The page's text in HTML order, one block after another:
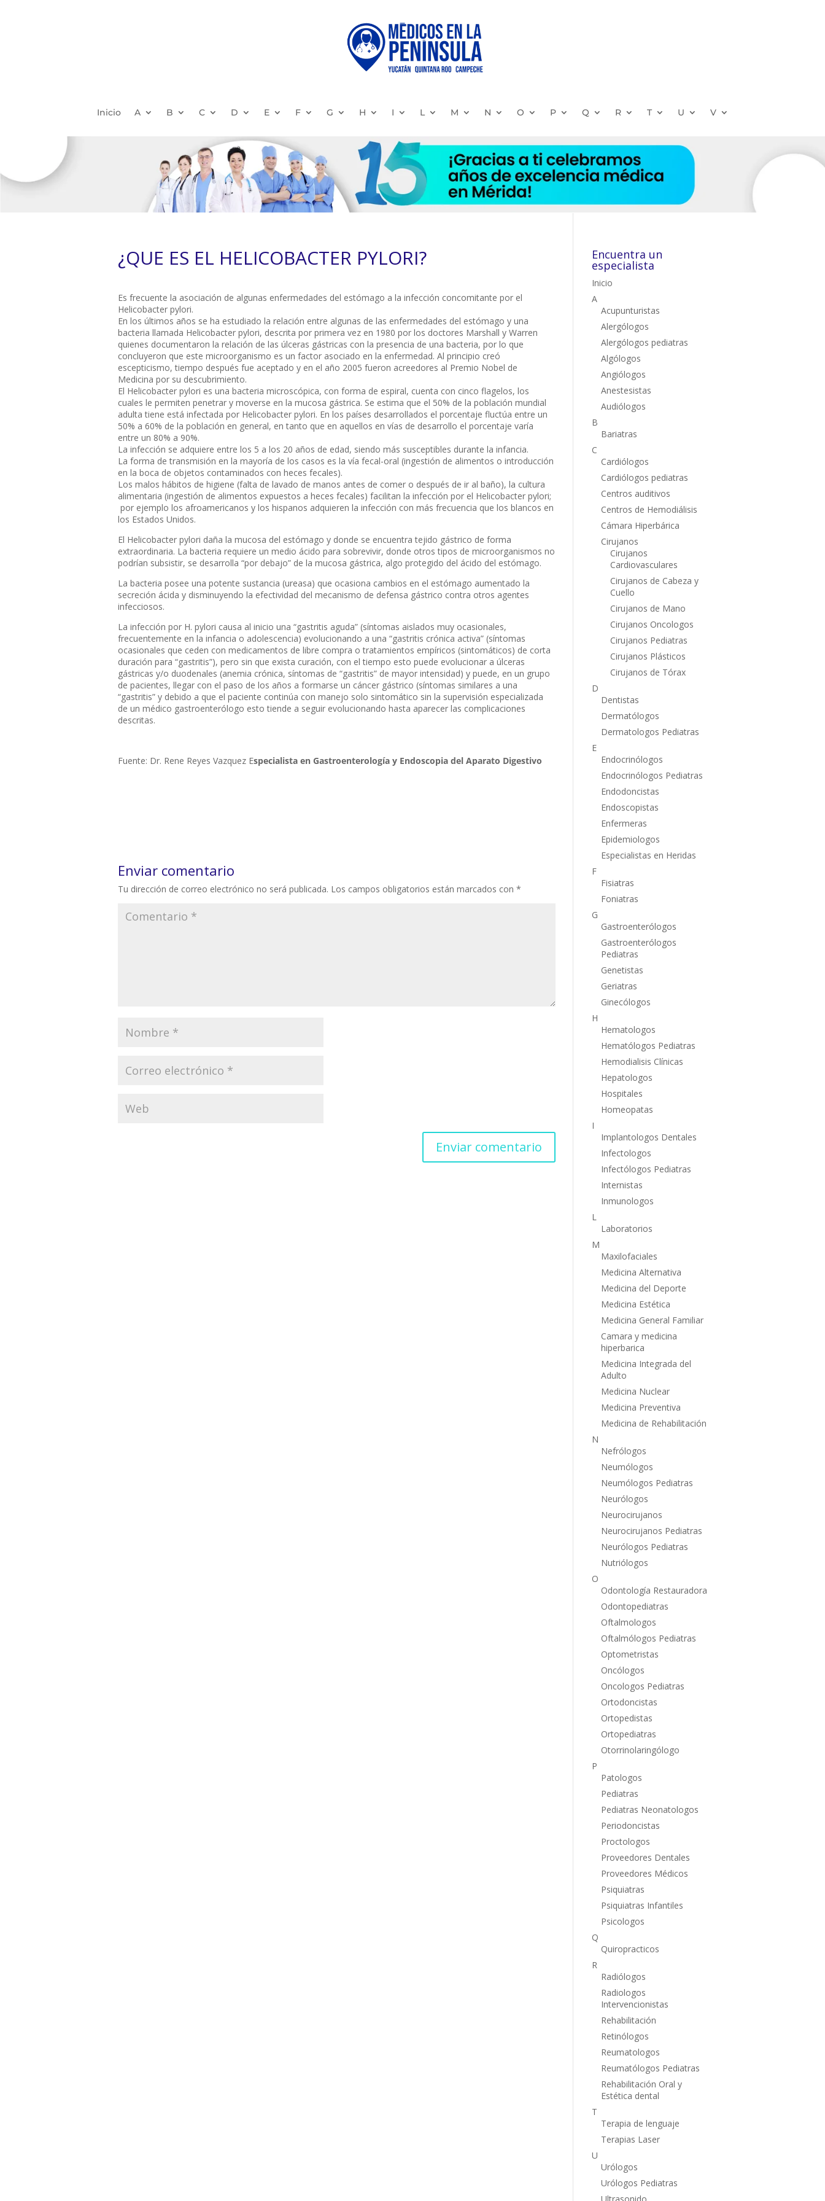
Inicio A B C D E F G H I L M N O P Q R T U V
¿QUE ES EL HELICOBACTER PYLORI?
Es frecuente la asociación de algunas enfermedades del estómago a la infección concomitante por el
Helicobacter pylori.
En los últimos años se ha estudiado la relación entre algunas de las enfermedades del estómago y una
bacteria llamada Helicobacter pylori, descrita por primera vez en 1980 por los doctores Marshall y Warren
quienes documentaron la relación de las úlceras gástricas con la presencia de una bacteria, por lo que
concluyeron que este microorganismo es un factor asociado en la enfermedad. Al principio creó
escepticismo, tiempo después fue aceptado y en el año 2005 fueron acreedores al Premio Nobel de
Medicina por su descubrimiento.
El Helicobacter pylori es una bacteria microscópica, con forma de espiral, cuenta con cinco flagelos, los
cuales le permiten penetrar y moverse en la mucosa gástrica. Se estima que el 50% de la población mundial
adulta tiene está infectada por Helicobacter pylori. En los países desarrollados el porcentaje fluctúa entre un
50% a 60% de la población en general, en tanto que en aquellos en vías de desarrollo el porcentaje varía
entre un 80% a 90%.
La infección se adquiere entre los 5 a los 20 años de edad, siendo más susceptibles durante la infancia.
La forma de transmisión en la mayoría de los casos es la vía fecal-oral (ingestión de alimentos o introducción
en la boca de objetos contaminados con heces fecales).
Los malos hábitos de higiene (falta de lavado de manos antes de comer o después de ir al baño), la cultura
alimentaria (ingestión de alimentos expuestos a heces fecales) facilitan la infección por el Helicobacter pylori;
por ejemplo los afroamericanos y los hispanos adquieren la infección con más frecuencia que los blancos en
los Estados Unidos.
El Helicobacter pylori daña la mucosa del estómago y donde se encuentra tejido gástrico de forma
extraordinaria. La bacteria requiere un medio ácido para sobrevivir, donde otros tipos de microorganismos no
podrían subsistir, se desarrolla “por debajo” de la mucosa gástrica, algo protegido del ácido del estómago.
La bacteria posee una potente sustancia (ureasa) que ocasiona cambios en el estómago aumentado la
secreción ácida y disminuyendo la efectividad del mecanismo de defensa gástrico contra otros agentes
infecciosos.
La infección por H. pylori causa al inicio una “gastritis aguda” (síntomas aislados muy ocasionales,
frecuentemente en la infancia o adolescencia) evolucionando a una “gastritis crónica activa” (síntomas
ocasionales que ceden con medicamentos de libre compra o tratamientos empíricos (sintomáticos) de corta
duración para “gastritis”), pero sin que exista curación, con el tiempo esto puede evolucionar a úlceras
gástricas y/o duodenales (anemia crónica, síntomas de “gastritis” de mayor intensidad) y puede, en un grupo
de pacientes, llegar con el paso de los años a formarse un cáncer gástrico (síntomas similares a una
“gastritis” y debido a que el paciente continúa con manejo solo sintomático sin la supervisión especializada
de un médico gastroenterólogo esto tiende a seguir evolucionando hasta aparecer las complicaciones
descritas.
Fuente: Dr. Rene Reyes Vazquez Especialista en Gastroenterología y Endoscopia del Aparato Digestivo
Enviar comentario
Tu dirección de correo electrónico no será publicada. Los campos obligatorios están marcados con *
Encuentra un
especialista
Inicio
A
Acupunturistas
Alergólogos
Alergólogos pediatras
Algólogos
Angiólogos
Anestesistas
Audiólogos
B
Bariatras
C
Cardiólogos
Cardiólogos pediatras
Centros auditivos
Centros de Hemodiálisis
Cámara Hiperbárica
Cirujanos
Cirujanos
Cardiovasculares
Cirujanos de Cabeza y
Cuello
Cirujanos de Mano
Cirujanos Oncologos
Cirujanos Pediatras
Cirujanos Plásticos
Cirujanos de Tórax
D
Dentistas
Dermatólogos
Dermatologos Pediatras
E
Endocrinólogos
Endocrinólogos Pediatras
Endodoncistas
Endoscopistas
Enfermeras
Epidemiologos
Especialistas en Heridas
F
Fisiatras
Foniatras
G
Gastroenterólogos
Gastroenterólogos
Pediatras
Genetistas
Geriatras
Ginecólogos
H
Hematologos
Hematólogos Pediatras
Hemodialisis Clínicas
Hepatologos
Hospitales
Homeopatas
I
Implantologos Dentales
Infectologos
Infectólogos Pediatras
Internistas
Inmunologos
L
Laboratorios
M
Maxilofaciales
Medicina Alternativa
Medicina del Deporte
Medicina Estética
Medicina General Familiar
Camara y medicina
hiperbarica
Medicina Integrada del
Adulto
Medicina Nuclear
Medicina Preventiva
Medicina de Rehabilitación
N
Nefrólogos
Neumólogos
Neumólogos Pediatras
Neurólogos
Neurocirujanos
Neurocirujanos Pediatras
Neurólogos Pediatras
Nutriólogos
O
Odontología Restauradora
Odontopediatras
Oftalmologos
Oftalmólogos Pediatras
Optometristas
Oncólogos
Oncologos Pediatras
Ortodoncistas
Ortopedistas
Ortopediatras
Otorrinolaringólogo
P
Patologos
Pediatras
Pediatras Neonatologos
Periodoncistas
Proctologos
Proveedores Dentales
Proveedores Médicos
Psiquiatras
Psiquiatras Infantiles
Psicologos
Q
Quiropracticos
R
Radiólogos
Radiologos
Intervencionistas
Rehabilitación
Retinólogos
Reumatologos
Reumatólogos Pediatras
Rehabilitación Oral y
Estética dental
T
Terapia de lenguaje
Terapias Laser
U
Urólogos
Urólogos Pediatras
Ultrasonido